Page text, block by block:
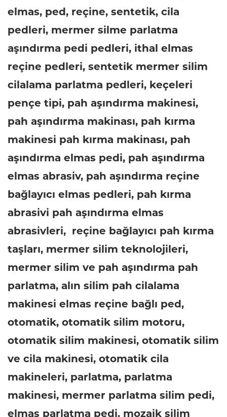
elmas, ped, reçine, sentetik, cila
pedleri, mermer silme parlatma
aşındırma pedi pedleri, ithal elmas
reçine pedleri, sentetik mermer silim
cilalama parlatma pedleri, keçeleri
pençe tipi, pah aşındırma makinesi,
pah aşındırma makinası, pah kırma
makinesi pah kırma makinası, pah
aşındırma elmas pedi, pah aşındırma
elmas abrasiv, pah aşındırma reçine
bağlayıcı elmas pedleri, pah kırma
abrasivi pah aşındırma elmas
abrasivleri, reçine bağlayıcı pah kırma
taşları, mermer silim teknolojileri,
mermer silim ve pah aşındırma pah
parlatma, alın silim pah cilalama
makinesi elmas reçine bağlı ped,
otomatik, otomatik silim motoru,
otomatik silim makinesi, otomatik silim
ve cila makinesi, otomatik cila
makineleri, parlatma, parlatma
makinesi, mermer parlatma silim pedi,
elmas parlatma pedi. mozaik silim